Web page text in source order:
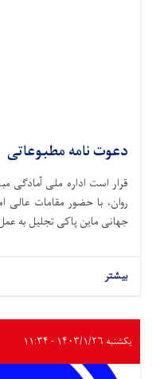
دعوت نامه مطبوعاتی
روان، با حضور مقامات عالی
جهانی ماین پاکی تجلیل به عمل
بیشتر
یکشنبه ۱۴۰۳/۱/۲۶ - ۱۱:۳۴